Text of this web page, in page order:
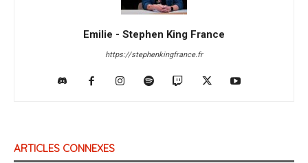
Emilie - Stephen King France
https://stephenkingfrance.fr
ARTICLES CONNEXES